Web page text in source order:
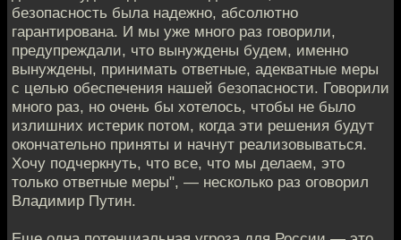
безопасность была надежно, абсолютно
гарантирована. И мы уже много раз говорили,
предупреждали, что вынуждены будем, именно
вынуждены, принимать ответные, адекватные меры
с целью обеспечения нашей безопасности. Говорили
много раз, но очень бы хотелось, чтобы не было
излишних истерик потом, когда эти решения будут
окончательно приняты и начнут реализовываться.
Хочу подчеркнуть, что все, что мы делаем, это
только ответные меры", — несколько раз оговорил
Владимир Путин.